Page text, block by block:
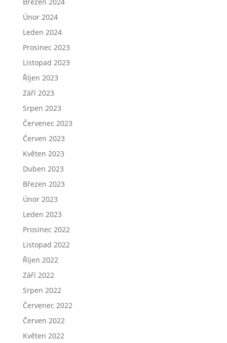
Únor 2024
Leden 2024
Prosinec 2023
Listopad 2023
Říjen 2023
Září 2023
Srpen 2023
Červenec 2023
Červen 2023
Květen 2023
Duben 2023
Březen 2023
Únor 2023
Leden 2023
Prosinec 2022
Listopad 2022
Říjen 2022
Září 2022
Srpen 2022
Červenec 2022
Červen 2022
Květen 2022